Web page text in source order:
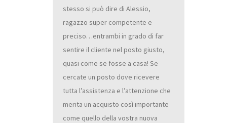
stesso si può dire di Alessio,
ragazzo super competente e
preciso…entrambi in grado di far
sentire il cliente nel posto giusto,
quasi come se fosse a casa! Se
cercate un posto dove ricevere
tutta l’assistenza e l’attenzione che
merita un acquisto così importante
come quello della vostra nuova